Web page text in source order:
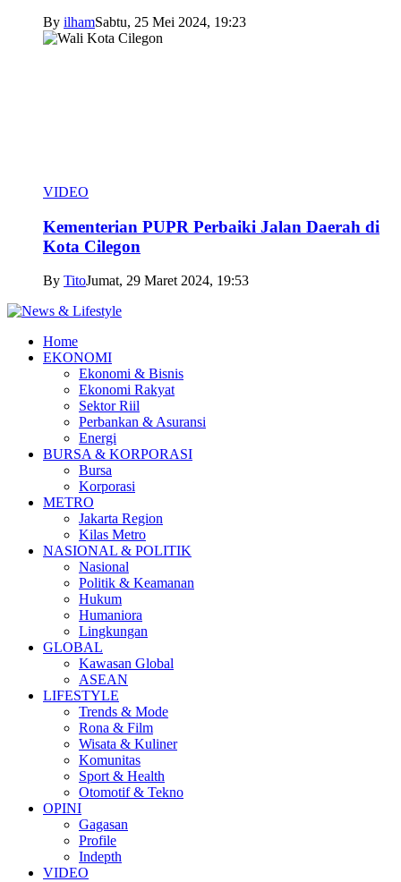
By ilhamSabtu, 25 Mei 2024, 19:23
VIDEO
Kementerian PUPR Perbaiki Jalan Daerah di
Kota Cilegon
By TitoJumat, 29 Maret 2024, 19:53
Home
EKONOMI
Ekonomi & Bisnis
Ekonomi Rakyat
Sektor Riil
Perbankan & Asuransi
Energi
BURSA & KORPORASI
Bursa
Korporasi
METRO
Jakarta Region
Kilas Metro
NASIONAL & POLITIK
Nasional
Politik & Keamanan
Hukum
Humaniora
Lingkungan
GLOBAL
Kawasan Global
ASEAN
LIFESTYLE
Trends & Mode
Rona & Film
Wisata & Kuliner
Komunitas
Sport & Health
Otomotif & Tekno
OPINI
Gagasan
Profile
Indepth
VIDEO